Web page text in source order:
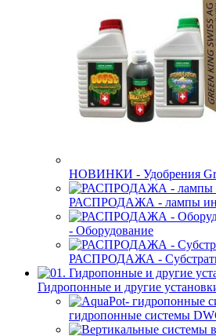
НОВИНКИ - Удобрения
РАСПРОДАЖА - лампы
- Оборудование
РАСПРОДАЖА -
Гидропонные и другие
гидропонные системы